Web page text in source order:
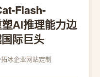
Flash-
AI推理能力边
际巨头
拓冰企业网站定制